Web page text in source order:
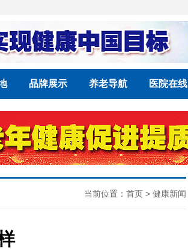
品牌展示 养老导航 医院在线
当前位置： 首页 > 健康新闻